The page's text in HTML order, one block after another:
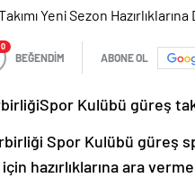
0
BEĞENDİM ABONE OL
Kulübü güreş
Spor Kulübü güreş
hazırlıklarına ara